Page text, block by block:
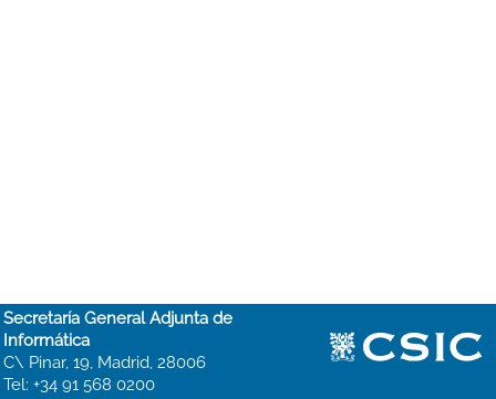
Secretaría General Adjunta de
Informática
C\ Pinar, 19, Madrid, 28006
Tel: +34 91 568 0200